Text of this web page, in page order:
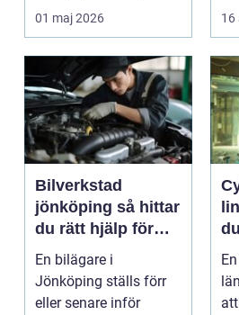
studenter och
företagare. En...
01 maj 2026 16
Bilverkstad
jönköping så hittar
du rätt hjälp för
bilen
En bilägare i
Jönköping ställs förr
eller senare inför